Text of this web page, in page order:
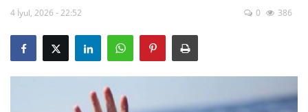
Reklam
4 İyul, 2026 - 22:52 0 386